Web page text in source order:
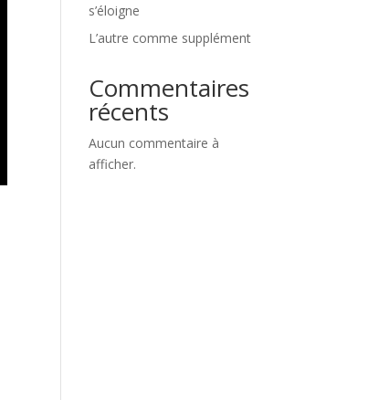
s’éloigne
L’autre comme supplément
Commentaires
récents
Aucun commentaire à
afficher.